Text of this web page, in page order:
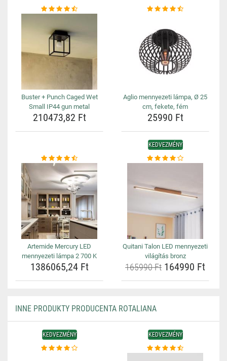
Buster + Punch Caged Wet
Small IP44 gun metal
210473,82 Ft
Aglio mennyezeti lámpa, Ø 25
cm, fekete, fém
25990 Ft
Artemide Mercury LED
mennyezeti lámpa 2 700 K
1386065,24 Ft
KEDVEZMÉNY
Quitani Talon LED mennyezeti
világítás bronz
165990 Ft 164990 Ft
INNE PRODUKTY PRODUCENTA ROTALIANA
KEDVEZMÉNY KEDVEZMÉNY